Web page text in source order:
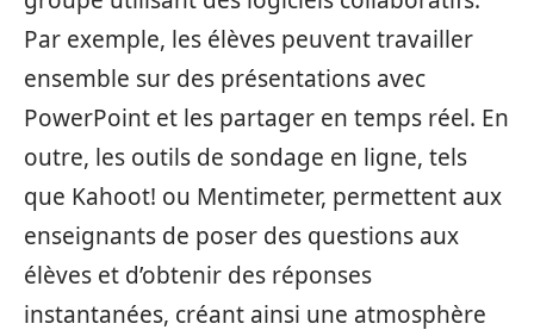
Par exemple, les élèves peuvent travailler
ensemble sur des présentations avec
PowerPoint et les partager en temps réel. En
outre, les outils de sondage en ligne, tels
que Kahoot! ou Mentimeter, permettent aux
enseignants de poser des questions aux
élèves et d’obtenir des réponses
instantanées, créant ainsi une atmosphère